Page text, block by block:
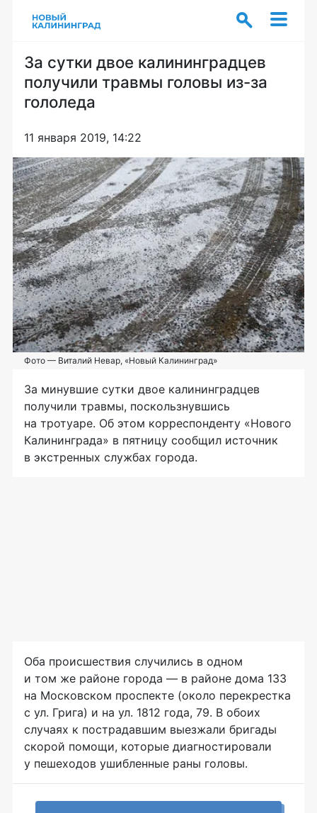
За сутки двое калининградцев
получили травмы головы из-за
гололеда
11 января 2019, 14:22
Фото — Виталий Невар, «Новый Калининград»
За минувшие сутки двое калининградцев
получили травмы, поскользнувшись
на тротуаре. Об этом корреспонденту «Нового
Калининграда» в пятницу сообщил источник
в экстренных службах города.
Оба происшествия случились в одном
и том же районе города — в районе дома 133
на Московском проспекте (около перекрестка
с ул. Грига) и на ул. 1812 года, 79. В обоих
случаях к пострадавшим выезжали бригады
скорой помощи, которые диагностировали
у пешеходов ушибленные раны головы.